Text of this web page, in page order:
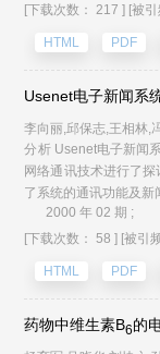
[下载次数： 217 ] [被
HTML PDF
Usenet电子新闻系
李向丽,邱保志,王相林,
分析 Usenet电子新闻
网络通讯技术进行了
了系统的通讯功能及新
2000 年 02 期 ;
[下载次数： 58 ] [被引
HTML PDF
药物中维生素B6的